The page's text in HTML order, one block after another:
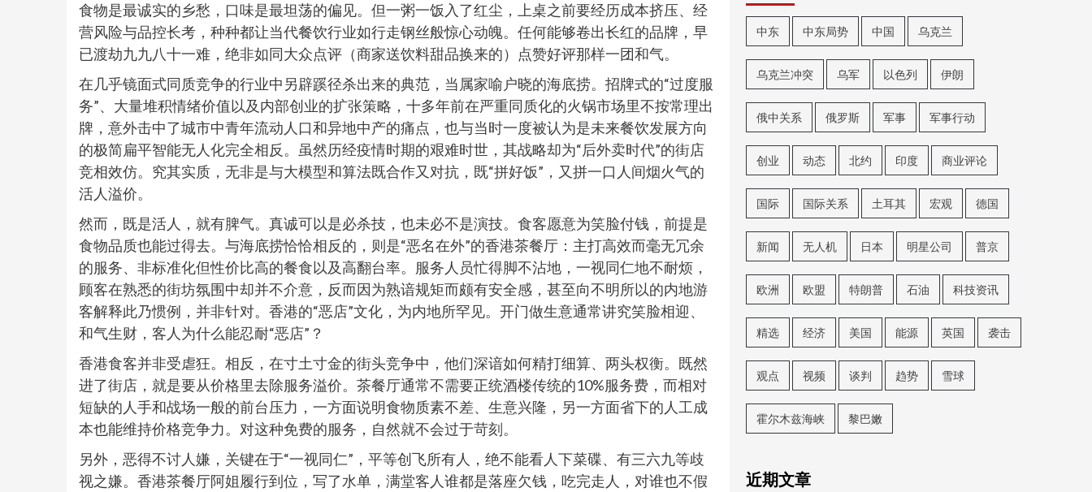
食物是最诚实的乡愁，口味是最坦荡的偏见。但一粥一饭入了红尘，上桌之前要经历成本挤压、经
营风险与品控长考，种种都让当代餐饮行业如行走钢丝般惊心动魄。任何能够卷出长红的品牌，早
已渡劫九九八十一难，绝非如同大众点评（商家送饮料甜品换来的）点赞好评那样一团和气。
在几乎镜面式同质竞争的行业中另辟蹊径杀出来的典范，当属家喻户晓的海底捞。招牌式的“过度服
务”、大量堆积情绪价值以及内部创业的扩张策略，十多年前在严重同质化的火锅市场里不按常理出
牌，意外击中了城市中青年流动人口和异地中产的痛点，也与当时一度被认为是未来餐饮发展方向
的极简扁平智能无人化完全相反。虽然历经疫情时期的艰难时世，其战略却为“后外卖时代”的街店
竞相效仿。究其实质，无非是与大模型和算法既合作又对抗，既“拼好饭”，又拼一口人间烟火气的
活人溢价。
然而，既是活人，就有脾气。真诚可以是必杀技，也未必不是演技。食客愿意为笑脸付钱，前提是
食物品质也能过得去。与海底捞恰恰相反的，则是“恶名在外”的香港茶餐厅：主打高效而毫无冗余
的服务、非标准化但性价比高的餐食以及高翻台率。服务人员忙得脚不沾地，一视同仁地不耐烦，
顾客在熟悉的街坊氛围中却并不介意，反而因为熟谙规矩而颇有安全感，甚至向不明所以的内地游
客解释此乃惯例，并非针对。香港的“恶店”文化，为内地所罕见。开门做生意通常讲究笑脸相迎、
和气生财，客人为什么能忍耐“恶店”？
香港食客并非受虐狂。相反，在寸土寸金的街头竞争中，他们深谙如何精打细算、两头权衡。既然
进了街店，就是要从价格里去除服务溢价。茶餐厅通常不需要正统酒楼传统的10%服务费，而相对
短缺的人手和战场一般的前台压力，一方面说明食物质素不差、生意兴隆，另一方面省下的人工成
本也能维持价格竞争力。对这种免费的服务，自然就不会过于苛刻。
另外，恶得不讨人嫌，关键在于“一视同仁”，平等创飞所有人，绝不能看人下菜碟、有三六九等歧
视之嫌。香港茶餐厅阿姐履行到位，写了水单，满堂客人谁都是落座欠钱，吃完走人，对谁也不假
中东 中东局势 中国 乌克兰
乌克兰冲突 乌军 以色列 伊朗
俄中关系 俄罗斯 军事 军事行动
创业 动态 北约 印度 商业评论
国际 国际关系 土耳其 宏观 德国
新闻 无人机 日本 明星公司 普京
欧洲 欧盟 特朗普 石油 科技资讯
精选 经济 美国 能源 英国 袭击
观点 视频 谈判 趋势 雪球
霍尔木兹海峡 黎巴嫩
近期文章